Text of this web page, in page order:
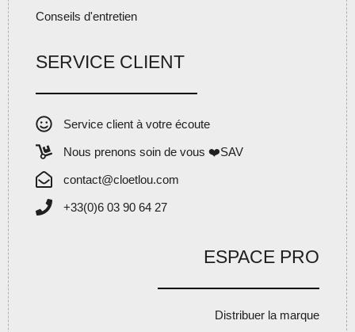
Conseils d'entretien
SERVICE CLIENT
Service client à votre écoute
Nous prenons soin de vous ❤️SAV
contact@cloetlou.com
+33(0)6 03 90 64 27
ESPACE PRO
Distribuer la marque